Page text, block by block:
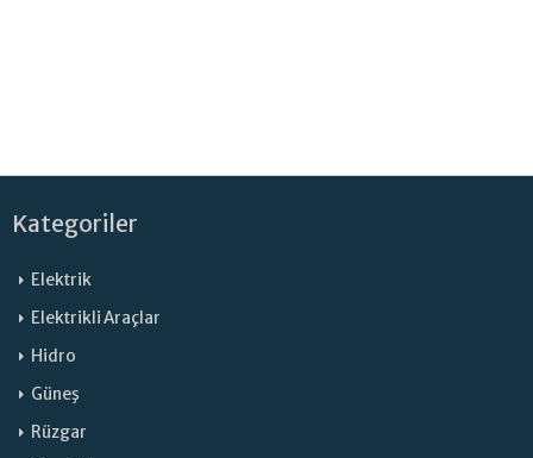
Kategoriler
Elektrik
Elektrikli Araçlar
Hidro
Güneş
Rüzgar